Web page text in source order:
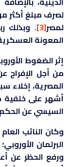
لمصر[3] . وبذلك
المعونة
إثر الضغوط
من أجل الإفراج
السيسي عن
وكان النائب
ورفع الحظر عن